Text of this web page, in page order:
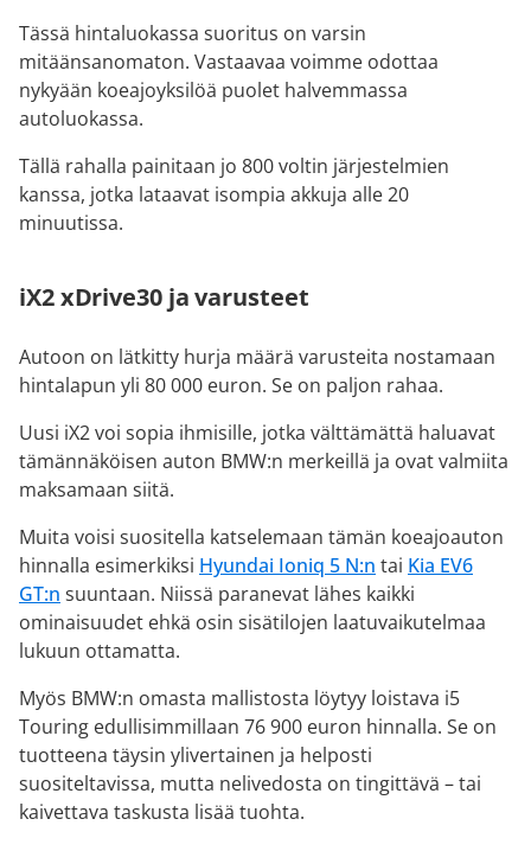
Tässä hintaluokassa suoritus on varsin
mitäänsanomaton. Vastaavaa voimme odottaa
nykyään koeajoyksilöä puolet halvemmassa
autoluokassa.
Tällä rahalla painitaan jo 800 voltin järjestelmien
kanssa, jotka lataavat isompia akkuja alle 20
minuutissa.
iX2 xDrive30 ja varusteet
Autoon on lätkitty hurja määrä varusteita nostamaan
hintalapun yli 80 000 euron. Se on paljon rahaa.
Uusi iX2 voi sopia ihmisille, jotka välttämättä haluavat
tämännäköisen auton BMW:n merkeillä ja ovat valmiita
maksamaan siitä.
Muita voisi suositella katselemaan tämän koeajoauton
hinnalla esimerkiksi Hyundai Ioniq 5 N:n tai Kia EV6
GT:n suuntaan. Niissä paranevat lähes kaikki
ominaisuudet ehkä osin sisätilojen laatuvaikutelmaa
lukuun ottamatta.
Myös BMW:n omasta mallistosta löytyy loistava i5
Touring edullisimmillaan 76 900 euron hinnalla. Se on
tuotteena täysin ylivertainen ja helposti
suositeltavissa, mutta nelivedosta on tingittävä – tai
kaivettava taskusta lisää tuohta.